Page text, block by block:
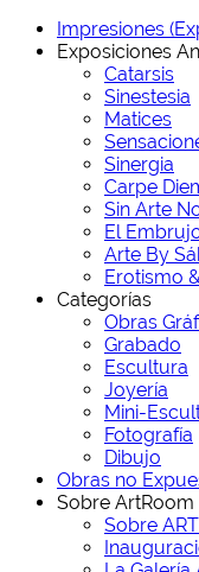
Impresiones
Exposiciones
Catarsis
Sinestesia
Matices
Sinergia
Carpe
Sin Arte
El
Arte By
Erotismo
Categorías
Obras
Grabado
Escultura
Joyería
Mini-
Fotografía
Dibujo
Obras no
Sobre ArtRoom
Sobre